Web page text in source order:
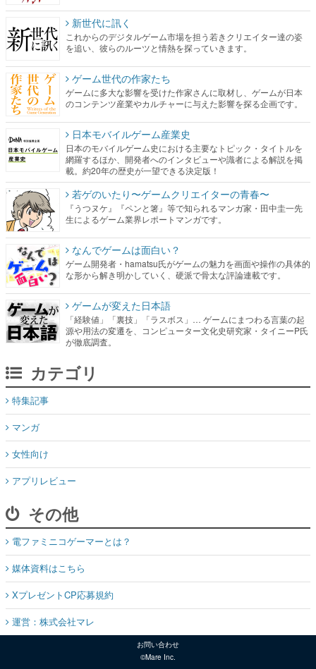
新世代に訊く
これからのデジタルゲーム市場を担う若きクリエイター達の姿
を追い、彼らのルーツと情熱を探っていきます。
ゲーム世代の作家たち
ゲームに多大な影響を受けた作家さんに取材し、ゲームが日本
のコンテンツ産業やカルチャーに与えた影響を探る企画です。
日本モバイルゲーム産業史
日本のモバイルゲーム史における主要なトピック・タイトルを
網羅するほか、開発者へのインタビューや識者による解説を掲
載。約20年の歴史が一望できる決定版！
若ゲのいたり〜ゲームクリエイターの青春〜
『うつヌケ』『ペンと箸』等で知られるマンガ家・田中圭一先
生によるゲーム業界レポートマンガです。
なんでゲームは面白い？
ゲーム開発者・hamatsu氏がゲームの魅力を画面や操作の具体的
な形から解き明かしていく、硬派で骨太な評論連載です。
ゲームが変えた日本語
「経験値」「裏技」「ラスボス」… ゲームにまつわる言葉の起
源や用法の変遷を、コンピューター文化史研究家・タイニーP氏
が徹底調査。
カテゴリ
特集記事
マンガ
女性向け
アプリレビュー
その他
電ファミニコゲーマーとは？
媒体資料はこちら
XプレゼントCP応募規約
運営：株式会社マレ
お問い合わせ
©Mare Inc.